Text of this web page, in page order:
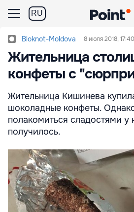
RU
Bloknot-Moldova 8 июля 2018, 17:40
Жительница
конфеты с
Жительница Кишинева
шоколадные конфеты.
полакомиться сладостями у
получилось.